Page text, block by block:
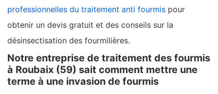
professionnelles du traitement anti fourmis pour
obtenir un devis gratuit et des conseils sur la
désinsectisation des fourmilières.
Notre entreprise de traitement des fourmis
à Roubaix (59) sait comment mettre une
terme à une invasion de fourmis